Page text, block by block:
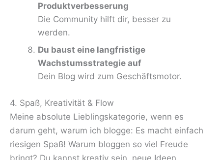
Produktverbesserung
Die Community hilft dir, besser zu
werden.
Du baust eine langfristige
Wachstumsstrategie auf
Dein Blog wird zum Geschäftsmotor.
4. Spaß, Kreativität & Flow
Meine absolute Lieblingskategorie, wenn es
darum geht, warum ich blogge: Es macht einfach
riesigen Spaß! Warum bloggen so viel Freude
bringt? Du kannst kreativ sein, neue Ideen